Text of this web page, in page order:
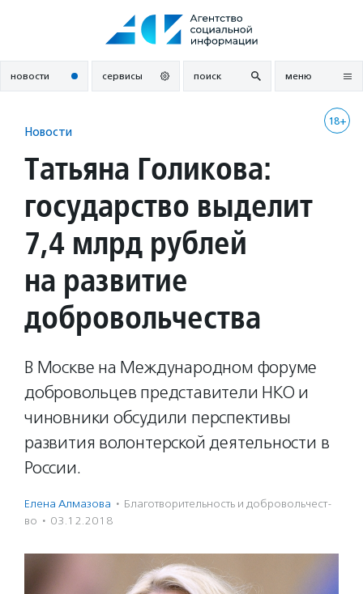
новости сервисы поиск меню
18+
Новости
Татьяна Голикова:
государство выделит
7,4 млрд рублей
на развитие
добровольчества
В Москве на Международном форуме
добровольцев представители НКО и
чиновники обсудили перспективы
развития волонтерской деятельности в
России.
Елена Алмазова · Благотвори­тель­ность и доброволь­чест­
во · 03.12.2018